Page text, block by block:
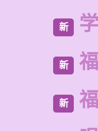
新
新
新